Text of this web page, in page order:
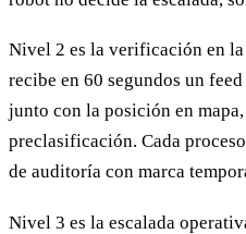
Nivel 2 es la verificación en
recibe en 60 segundos un
junto con la posición en
preclasificación. Cada
de auditoría con marca
Nivel 3 es la escalada